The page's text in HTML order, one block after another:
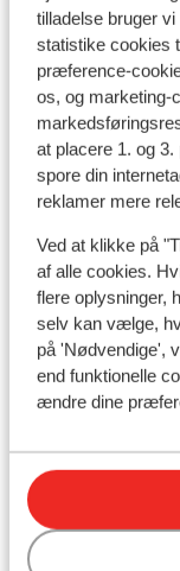
tilladelse bruger
statistike cookies
præference-
os, og marketing-
at placere 1. og
spore din
reklamer mere
Ved at klikke på
af alle cookies.
flere oplysninger,
selv kan vælge,
på 'Nødvendige',
end funktionelle
ændre dine
I området
Afstand til
maksimal 50
les orres: ca.
Afstand til
Afstand til
Afstand til
Nærmeste
Liftkort/